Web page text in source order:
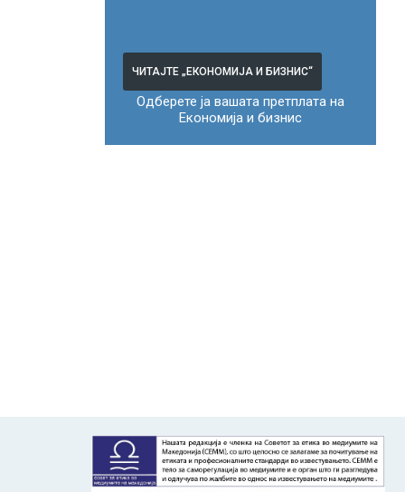
ЧИТАЈТЕ „ЕКОНОМИЈА И БИЗНИС“
Одберете ја вашата претплата на
Економија и бизнис